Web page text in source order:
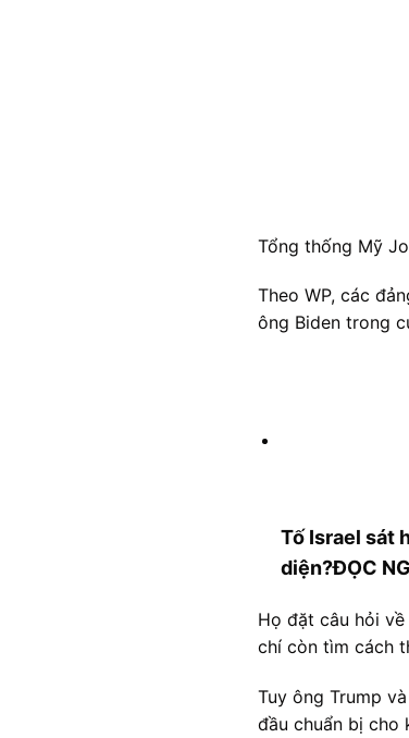
Tổng thống Mỹ
Theo WP, các
ông Biden trong
Tố Israel sát
diện?ĐỌC
Họ đặt câu hỏi
chí còn tìm cách
Tuy ông Trump
đầu chuẩn bị cho